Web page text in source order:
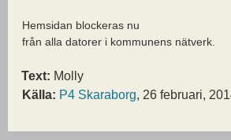
Hemsidan blockeras nu
från alla datorer i kommunens nätverk.
Text: Molly
Källa: P4 Skaraborg, 26 februari,